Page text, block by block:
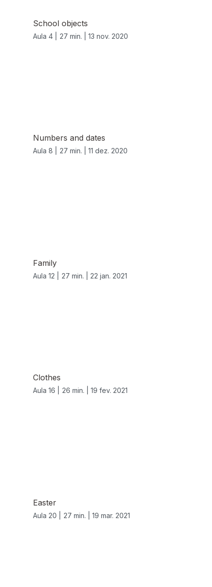
School objects
Aula 4 | 27 min. | 13 nov. 2020
Numbers and dates
Aula 8 | 27 min. | 11 dez. 2020
Family
Aula 12 | 27 min. | 22 jan. 2021
Clothes
Aula 16 | 26 min. | 19 fev. 2021
Easter
Aula 20 | 27 min. | 19 mar. 2021